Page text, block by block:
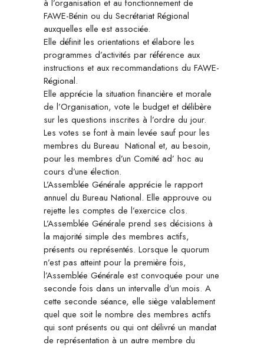
à l’organisation et au fonctionnement de
FAWE-Bénin ou du Secrétariat Régional
auxquelles elle est associée.
Elle définit les orientations et élabore les
programmes d’activités par référence aux
instructions et aux recommandations du FAWE-
Régional.
Elle apprécie la situation financière et morale
de l’Organisation, vote le budget et délibère
sur les questions inscrites à l’ordre du jour.
Les votes se font à main levée sauf pour les
membres du Bureau National et, au besoin,
pour les membres d’un Comité ad’ hoc au
cours d’une élection.
L’Assemblée Générale apprécie le rapport
annuel du Bureau National. Elle approuve ou
rejette les comptes de l’exercice clos.
L’Assemblée Générale prend ses décisions à
la majorité simple des membres actifs,
présents ou représentés. Lorsque le quorum
n’est pas atteint pour la première fois,
l’Assemblée Générale est convoquée pour une
seconde fois dans un intervalle d’un mois. A
cette seconde séance, elle siège valablement
quel que soit le nombre des membres actifs
qui sont présents ou qui ont délivré un mandat
de représentation à un autre membre du